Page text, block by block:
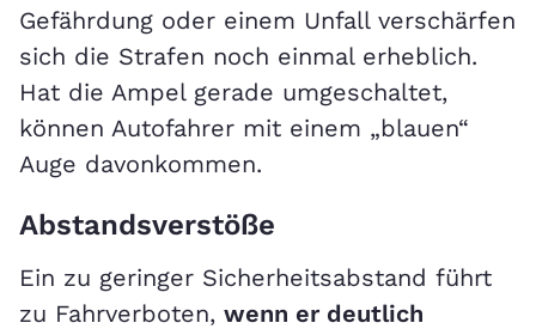
Gefährdung oder einem Unfall verschärfen
sich die Strafen noch einmal erheblich.
Hat die Ampel gerade umgeschaltet,
können Autofahrer mit einem „blauen“
Auge davonkommen.
Abstandsverstöße
Ein zu geringer Sicherheitsabstand führt
zu Fahrverboten, wenn er deutlich